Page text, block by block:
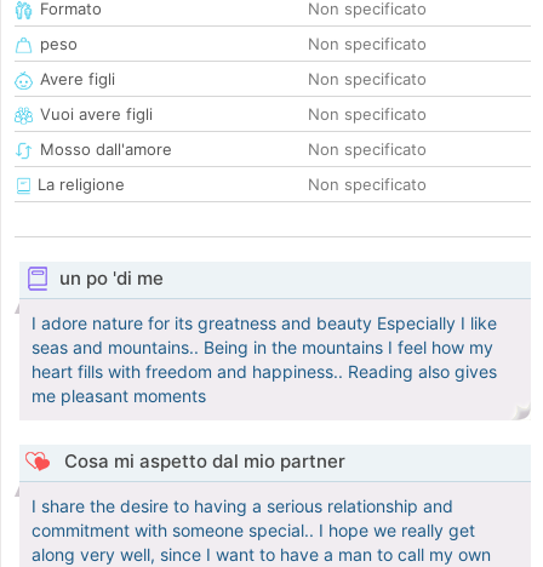
Formato
Non specificato
peso
Non specificato
Avere figli
Non specificato
Vuoi avere figli
Non specificato
Mosso dall'amore
Non specificato
La religione
Non specificato
un po 'di me
I adore nature for its greatness and beauty Especially I like
seas and mountains.. Being in the mountains I feel how my
heart fills with freedom and happiness.. Reading also gives
me pleasant moments
Cosa mi aspetto dal mio partner
I share the desire to having a serious relationship and
commitment with someone special.. I hope we really get
along very well, since I want to have a man to call my own